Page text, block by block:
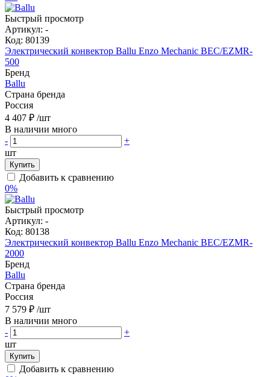
Быстрый просмотр
Артикул: -
Код: 80139
Электрический конвектор Ballu Enzo Mechanic BEC/EZMR-
500
Бренд
Ballu
Страна бренда
Россия
4 407 ₽ /шт
В наличии много
-
+
шт
Купить
Добавить к сравнению
0%
Быстрый просмотр
Артикул: -
Код: 80138
Электрический конвектор Ballu Enzo Mechanic BEC/EZMR-
2000
Бренд
Ballu
Страна бренда
Россия
7 579 ₽ /шт
В наличии много
-
+
шт
Купить
Добавить к сравнению